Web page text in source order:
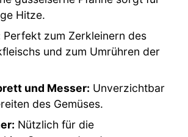
Hitze.
Perfekt zum Zerkleinern des
und zum Umrühren der
und Messer: Unverzichtbar
des Gemüses.
Nützlich für die